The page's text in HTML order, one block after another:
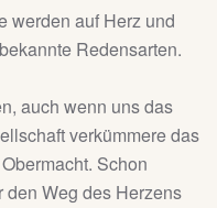
werden auf Herz und
Redensarten.
auch wenn uns das
verkümmere das
Schon
Weg des Herzens